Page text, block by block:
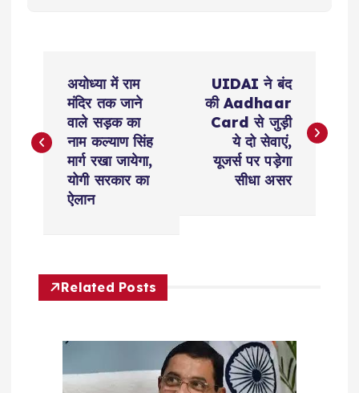
s
a
v
अयोध्या में राम
मंदिर तक जाने
वाले सड़क का
नाम कल्याण सिंह
मार्ग रखा जायेगा,
योगी सरकार का
ऐलान
UIDAI ने बंद
की Aadhaar
Card से जुड़ी
ये दो सेवाएं,
यूजर्स पर पड़ेगा
सीधा असर
Related Posts